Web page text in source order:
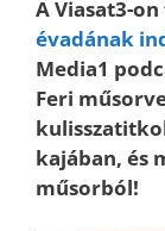
A Viasat3-
évadának
Media1
Feri
kajában, és
műsorból!